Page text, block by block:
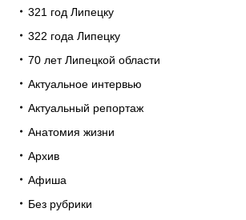
321 год Липецку
322 года Липецку
70 лет Липецкой области
Актуальное интервью
Актуальный репортаж
Анатомия жизни
Архив
Афиша
Без рубрики